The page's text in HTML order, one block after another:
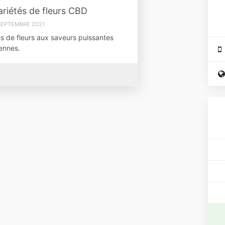
de fleurs CBD
2021
de fleurs aux saveurs puissantes